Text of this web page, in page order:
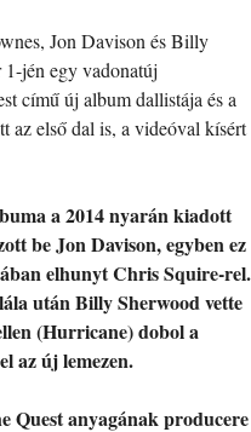
Jon Davison és Billy
jén egy vadonatúj
című új album dallistája és a
az első dal is, a videóval kísért
a 2014 nyarán kiadott
be Jon Davison, egyben ez
elhunyt Chris Squire-rel.
után Billy Sherwood vette
(Hurricane) dobol a
az új lemezen.
Quest anyagának producere